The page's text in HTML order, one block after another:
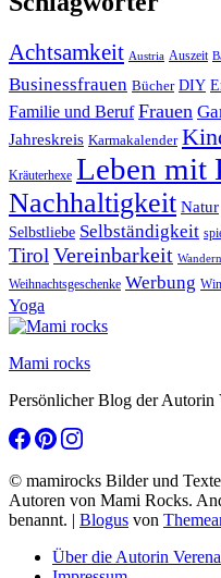
Achtsamkeit Austria Auszeit
Businessfrauen Bücher DIY
Familie und Beruf Frauen
Jahreskreis Karmakalender
Kräuterhexe Leben mit
Nachhaltigkeit Natur
Selbstliebe Selbständigkeit
Tirol Vereinbarkeit Wandern
Weihnachtsgeschenke Werbung
Yoga
Mami rocks
Persönlicher Blog der Autorin
© mamirocks Bilder und
Autoren von Mami Rocks.
benannt. | Blogus von
Über die Autorin